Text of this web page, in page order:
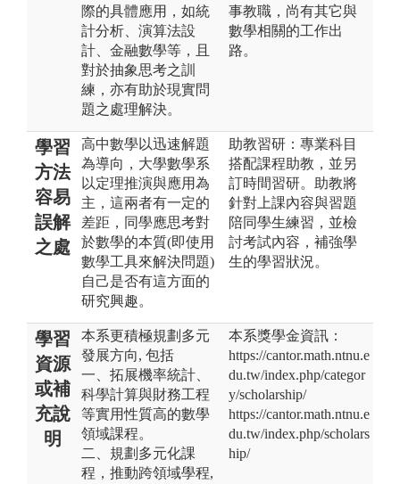
際的具體應用，如統
計分析、演算法設
計、金融數學等，且
對於抽象思考之訓
練，亦有助於現實問
題之處理解決。
事教職，尚有其它與
數學相關的工作出
路。
學習
方法
容易
誤解
之處
高中數學以迅速解題
為導向，大學數學系
以定理推演與應用為
主，這兩者有一定的
差距，同學應思考對
於數學的本質(即使用
數學工具來解決問題)
自己是否有這方面的
研究興趣。
助教習研：專業科目
搭配課程助教，並另
訂時間習研。助教將
針對上課內容與習題
陪同學生練習，並檢
討考試內容，補強學
生的學習狀況。
學習
資源
或補
充說
明
本系更積極規劃多元
發展方向, 包括
一、拓展機率統計、
科學計算與財務工程
等實用性質高的數學
領域課程。
二、規劃多元化課
程，推動跨領域學程,
本系獎學金資訊：
https://cantor.math.ntnu.e
du.tw/index.php/categor
y/scholarship/
https://cantor.math.ntnu.e
du.tw/index.php/scholars
hip/